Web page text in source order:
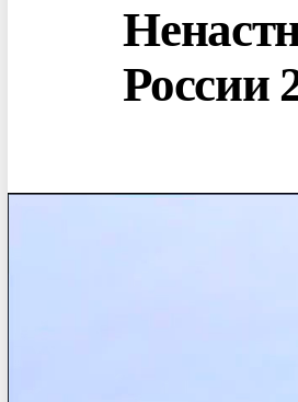
России